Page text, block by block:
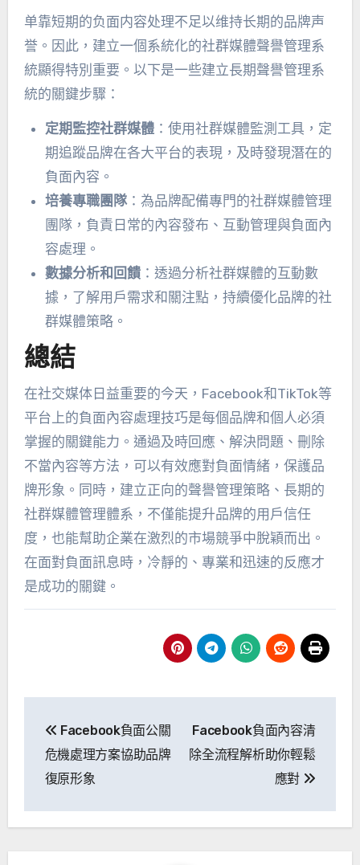
单靠短期的负面内容处理不足以维持长期的品牌声
誉。因此，建立一個系統化的社群媒體聲譽管理系
統顯得特別重要。以下是一些建立長期聲譽管理系
統的關鍵步驟：
定期監控社群媒體：使用社群媒體監測工具，定
期追蹤品牌在各大平台的表現，及時發現潛在的
負面內容。
培養專職團隊：為品牌配備專門的社群媒體管理
團隊，負責日常的內容發布、互動管理與負面內
容處理。
數據分析和回饋：透過分析社群媒體的互動數
據，了解用戶需求和關注點，持續優化品牌的社
群媒體策略。
總結
在社交媒体日益重要的今天 ，Facebook和TikTok等
平台上的負面內容處理技巧是每個品牌和個人必須
掌握的關鍵能力。通過及時回應、解決問題、刪除
不當內容等方法，可以有效應對負面情緒，保護品
牌形象。同時，建立正向的聲譽管理策略、長期的
社群媒體管理體系，不僅能提升品牌的用戶信任
度，也能幫助企業在激烈的市場競爭中脫穎而出。
在面對負面訊息時，冷靜的、專業和迅速的反應才
是成功的關鍵。
航
後
Facebook負面公關
危機處理方案協助品牌
復原形象
Facebook負面內容清
除全流程解析助你輕鬆
應對